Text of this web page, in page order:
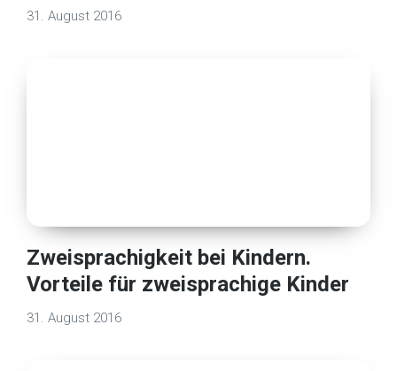
31. August 2016
Zweisprachigkeit bei Kindern.
Vorteile für zweisprachige Kinder
31. August 2016